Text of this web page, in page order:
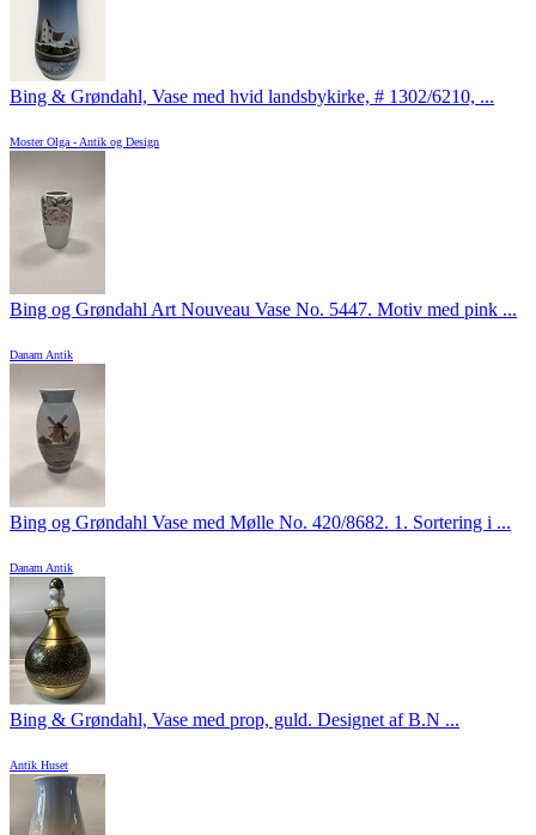
Bing & Grøndahl, Vase med hvid landsbykirke, # 1302/6210, ...
Moster Olga - Antik og Design
Bing og Grøndahl Art Nouveau Vase No. 5447. Motiv med pink ...
Danam Antik
Bing og Grøndahl Vase med Mølle No. 420/8682. 1. Sortering i ...
Danam Antik
Bing & Grøndahl, Vase med prop, guld. Designet af B.N ...
Antik Huset